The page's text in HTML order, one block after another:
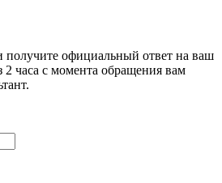
получите официальный ответ на ваш
часа с момента обращения вам